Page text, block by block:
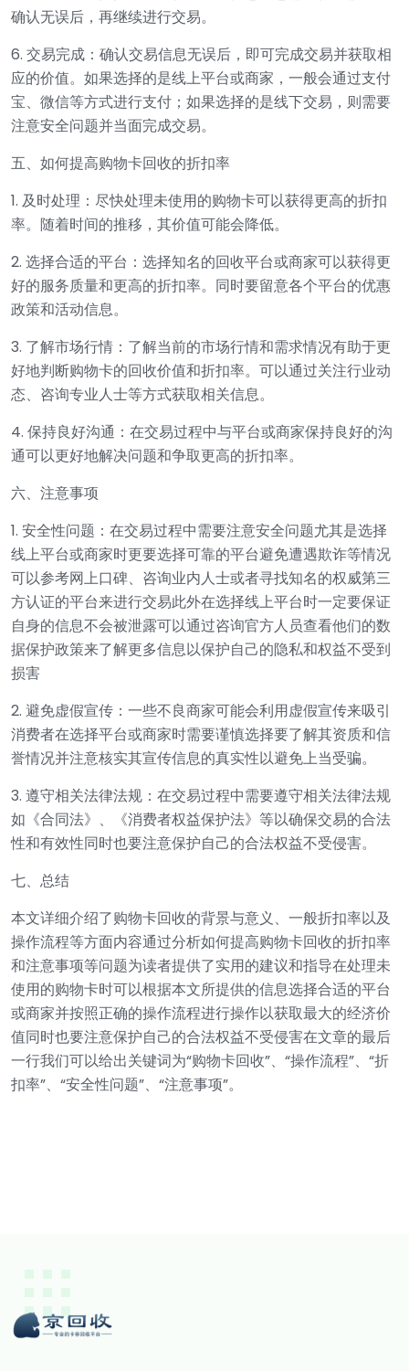
确认无误后，再继续进行交易。
6. 交易完成：确认交易信息无误后，即可完成交易并获取相
应的价值。如果选择的是线上平台或商家，一般会通过支付
宝、微信等方式进行支付；如果选择的是线下交易，则需要
注意安全问题并当面完成交易。
五、如何提高购物卡回收的折扣率
1. 及时处理：尽快处理未使用的购物卡可以获得更高的折扣
率。随着时间的推移，其价值可能会降低。
2. 选择合适的平台：选择知名的回收平台或商家可以获得更
好的服务质量和更高的折扣率。同时要留意各个平台的优惠
政策和活动信息。
3. 了解市场行情：了解当前的市场行情和需求情况有助于更
好地判断购物卡的回收价值和折扣率。可以通过关注行业动
态、咨询专业人士等方式获取相关信息。
4. 保持良好沟通：在交易过程中与平台或商家保持良好的沟
通可以更好地解决问题和争取更高的折扣率。
六、注意事项
1. 安全性问题：在交易过程中需要注意安全问题尤其是选择
线上平台或商家时更要选择可靠的平台避免遭遇欺诈等情况
可以参考网上口碑、咨询业内人士或者寻找知名的权威第三
方认证的平台来进行交易此外在选择线上平台时一定要保证
自身的信息不会被泄露可以通过咨询官方人员查看他们的数
据保护政策来了解更多信息以保护自己的隐私和权益不受到
损害
2. 避免虚假宣传：一些不良商家可能会利用虚假宣传来吸引
消费者在选择平台或商家时需要谨慎选择要了解其资质和信
誉情况并注意核实其宣传信息的真实性以避免上当受骗。
3. 遵守相关法律法规：在交易过程中需要遵守相关法律法规
如《合同法》、《消费者权益保护法》等以确保交易的合法
性和有效性同时也要注意保护自己的合法权益不受侵害。
七、总结
本文详细介绍了购物卡回收的背景与意义、一般折扣率以及
操作流程等方面内容通过分析如何提高购物卡回收的折扣率
和注意事项等问题为读者提供了实用的建议和指导在处理未
使用的购物卡时可以根据本文所提供的信息选择合适的平台
或商家并按照正确的操作流程进行操作以获取最大的经济价
值同时也要注意保护自己的合法权益不受侵害在文章的最后
一行我们可以给出关键词为“购物卡回收”、“操作流程”、“折
扣率”、“安全性问题”、“注意事项”。